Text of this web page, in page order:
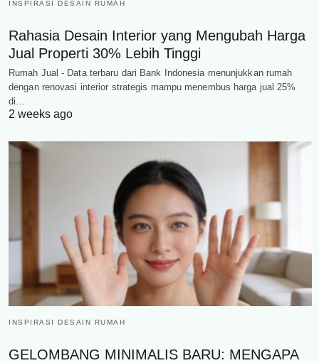
INSPIRASI DESAIN RUMAH
Rahasia Desain Interior yang Mengubah Harga
Jual Properti 30% Lebih Tinggi
Rumah Jual - Data terbaru dari Bank Indonesia menunjukkan rumah
dengan renovasi interior strategis mampu menembus harga jual 25%
di…
2 weeks ago
INSPIRASI DESAIN RUMAH
GELOMBANG MINIMALIS BARU: MENGAPA